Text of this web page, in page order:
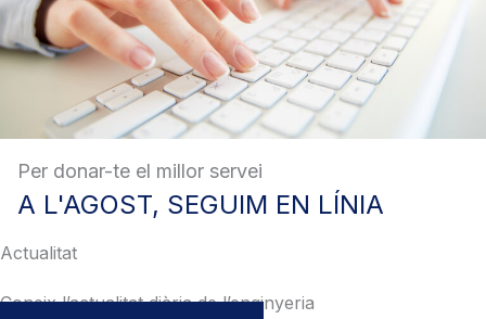
Per donar-te el millor servei
A L'AGOST, SEGUIM EN LÍNIA
Actualitat
Coneix l’actualitat diària de l’enginyeria